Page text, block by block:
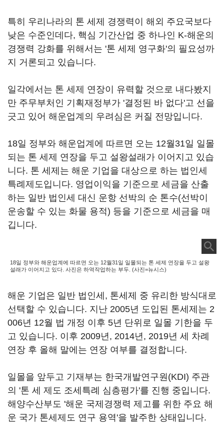
특히 우리나라의 톤 세제 경쟁력이 해외 주요국보다
낮은 수준인데다, 핵심 기간산업 중 하나인 K-해운의
경쟁력 강화를 위해서는 '톤 세제 영구화'의 필요성까
지 거론되고 있습니다.
일각에서는 톤 세제 연장이 유력할 것으로 내다봤지
만 주무부처인 기획재정부가 '결정된 바 없다'고 선을
긋고 있어 해운업계의 우려심은 커질 전망입니다.
18일 정부와 해운업계에 따르면 오는 12월31일 일몰
되는 톤 세제 연장을 두고 설왕설래가 이어지고 있습
니다. 톤 세제는 해운 기업을 대상으로 하는 법인세
특례제도입니다. 영업이익을 기준으로 세금을 산출
하는 일반 법인세 대신 운항 선박의 순 톤수(선박이
운송할 수 있는 화물 용적) 등을 기준으로 세금을 매
깁니다.
18일 정부와 해운업계에 따르면 오는 12월31일 일몰되는 톤 세제 연장을 두고 설왕
설래가 이어지고 있다. 사진은 하역작업하는 부두. (사진=뉴시스)
해운 기업은 일반 법인세, 톤세제 중 유리한 방식대로
선택할 수 있습니다. 지난 2005년 도입된 톤세제는 2
006년 12월 법 개정 이후 5년 단위로 일몰 기한을 두
고 있습니다. 이후 2009년, 2014년, 2019년 세 차례
연장 후 올해 말에는 연장 여부를 결정합니다.
일몰을 앞두고 기재부는 한국개발연구원(KDI) 주관
의 '톤 세 제도 조세특례 심층평가'를 진행 중입니다.
해양수산부도 '해운 국제경쟁력 제고를 위한 주요 해
운 국가 톤세제도 연구 용역'을 발주한 상태입니다.